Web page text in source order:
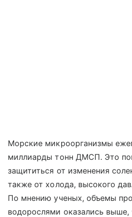
Морские микроорганизмы
миллиарды тонн ДМСП. Это
защититься от изменения
также от холода, высокого
По мнению ученых, объемы
водорослями оказались выше,